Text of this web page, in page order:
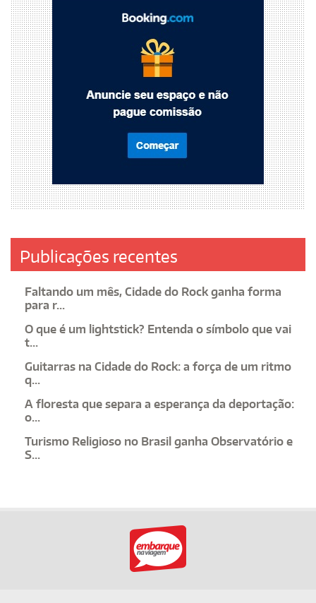
Publicações recentes
Faltando um mês, Cidade do Rock ganha forma
para r...
O que é um lightstick? Entenda o símbolo que vai
t...
Guitarras na Cidade do Rock: a força de um ritmo
q...
A floresta que separa a esperança da deportação:
o...
Turismo Religioso no Brasil ganha Observatório e
S...